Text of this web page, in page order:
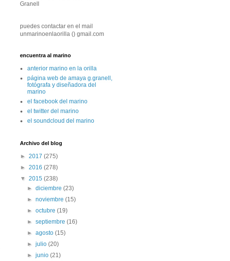
Granell
puedes contactar en el mail
unmarinoenlaorilla () gmail.com
encuentra al marino
anterior marino en la orilla
página web de amaya g.granell,
fotógrafa y diseñadora del
marino
el facebook del marino
el twitter del marino
el soundcloud del marino
Archivo del blog
► 2017 (275)
► 2016 (278)
▼ 2015 (238)
►diciembre(23)
►noviembre(15)
►octubre(19)
►septiembre(16)
►agosto(15)
►julio(20)
►junio(21)